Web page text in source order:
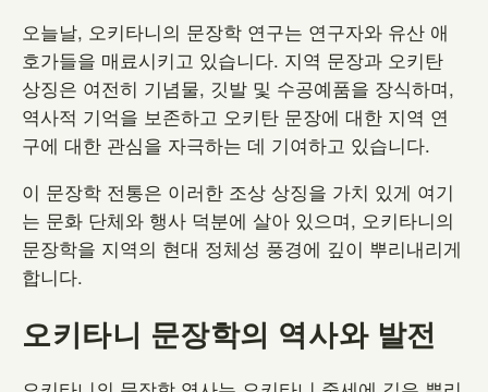
오늘날, 오키타니의 문장학 연구는 연구자와 유산 애
호가들을 매료시키고 있습니다. 지역 문장과 오키탄
상징은 여전히 기념물, 깃발 및 수공예품을 장식하며,
역사적 기억을 보존하고 오키탄 문장에 대한 지역 연
구에 대한 관심을 자극하는 데 기여하고 있습니다.
이 문장학 전통은 이러한 조상 상징을 가치 있게 여기
는 문화 단체와 행사 덕분에 살아 있으며, 오키타니의
문장학을 지역의 현대 정체성 풍경에 깊이 뿌리내리게
합니다.
오키타니 문장학의 역사와 발전